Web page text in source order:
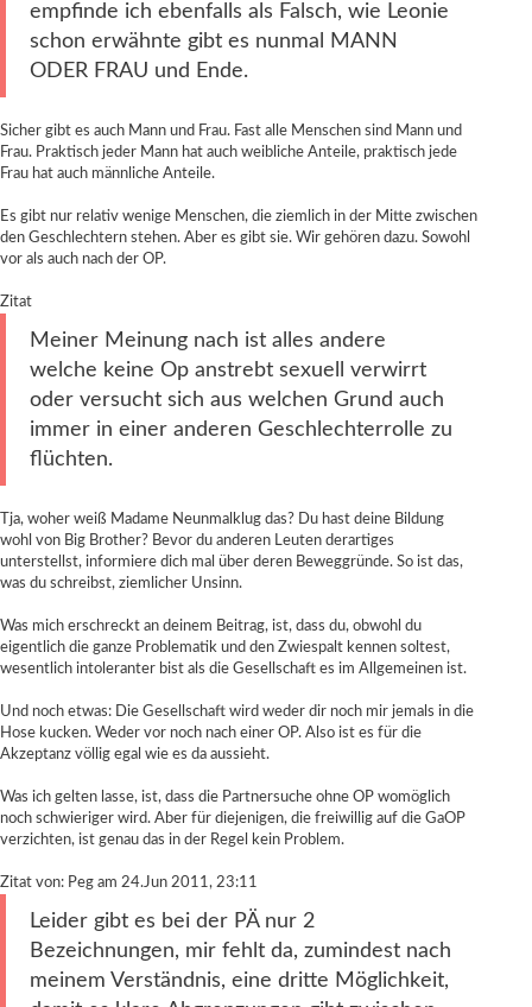
empfinde ich ebenfalls als Falsch, wie Leonie
schon erwähnte gibt es nunmal MANN
ODER FRAU und Ende.
Sicher gibt es auch Mann und Frau. Fast alle Menschen sind Mann und
Frau. Praktisch jeder Mann hat auch weibliche Anteile, praktisch jede
Frau hat auch männliche Anteile.
Es gibt nur relativ wenige Menschen, die ziemlich in der Mitte zwischen
den Geschlechtern stehen. Aber es gibt sie. Wir gehören dazu. Sowohl
vor als auch nach der OP.
Zitat
Meiner Meinung nach ist alles andere
welche keine Op anstrebt sexuell verwirrt
oder versucht sich aus welchen Grund auch
immer in einer anderen Geschlechterrolle zu
flüchten.
Tja, woher weiß Madame Neunmalklug das? Du hast deine Bildung
wohl von Big Brother? Bevor du anderen Leuten derartiges
unterstellst, informiere dich mal über deren Beweggründe. So ist das,
was du schreibst, ziemlicher Unsinn.
Was mich erschreckt an deinem Beitrag, ist, dass du, obwohl du
eigentlich die ganze Problematik und den Zwiespalt kennen soltest,
wesentlich intoleranter bist als die Gesellschaft es im Allgemeinen ist.
Und noch etwas: Die Gesellschaft wird weder dir noch mir jemals in die
Hose kucken. Weder vor noch nach einer OP. Also ist es für die
Akzeptanz völlig egal wie es da aussieht.
Was ich gelten lasse, ist, dass die Partnersuche ohne OP womöglich
noch schwieriger wird. Aber für diejenigen, die freiwillig auf die GaOP
verzichten, ist genau das in der Regel kein Problem.
Zitat von: Peg am 24.Jun 2011, 23:11
Leider gibt es bei der PÄ nur 2
Bezeichnungen, mir fehlt da, zumindest nach
meinem Verständnis, eine dritte Möglichkeit,